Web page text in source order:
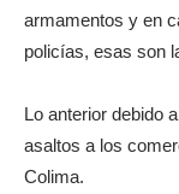
armamentos y en
policías, esas son
Lo anterior debido
asaltos a los
Colima.